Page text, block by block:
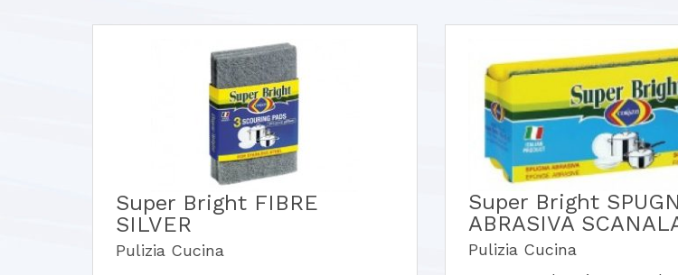
Super Bright FIBRE
SILVER
Pulizia Cucina
Super Bright
ABRASIVA
Pulizia Cucina